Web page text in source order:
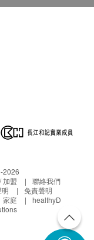
2026
加盟
聯絡我們
免責聲明
家庭
healthyD